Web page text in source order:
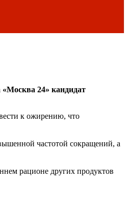
«Москва 24» кандидат
к ожирению, что
частотой сокращений, а
рационе других продуктов